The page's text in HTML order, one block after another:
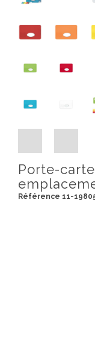
Porte-
Référence 11-